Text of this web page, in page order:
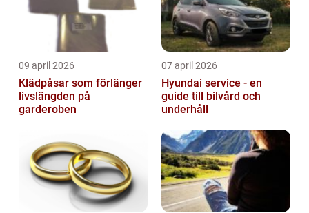
09 april 2026
Klädpåsar som förlänger
livslängden på
garderoben
07 april 2026
Hyundai service - en
guide till bilvård och
underhåll